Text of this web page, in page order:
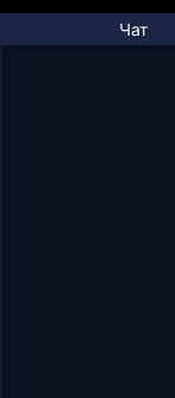
Чат